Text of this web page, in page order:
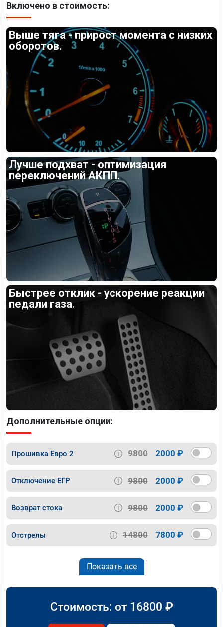
Включено в стоимость:
Выше тяга - прирост момента с низких
оборотов.
Лучше подхват - оптимизация
переключений АКПП.
Быстрее отклик - ускорение реакции
педали газа.
Дополнительные опции:
Прошивка Евро 2 9800 2000 ₽
Отключение ЕГР 9800 2000 ₽
Возврат стока 9800 2000 ₽
Отстрелы 14800 7800 ₽
Показать все
Стоимость: от 16800 ₽